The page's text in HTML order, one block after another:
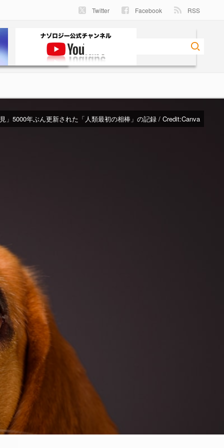
Twitter Facebook RSS
」5000年ぶん更新された「人類最初の相棒」の記録 / Credit:Canva